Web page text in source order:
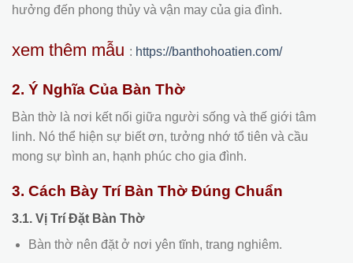
hưởng đến phong thủy và vận may của gia đình.
xem thêm mẫu : https://banthohoatien.com/
2. Ý Nghĩa Của Bàn Thờ
Bàn thờ là nơi kết nối giữa người sống và thế giới tâm
linh. Nó thể hiện sự biết ơn, tưởng nhớ tổ tiên và cầu
mong sự bình an, hạnh phúc cho gia đình.
3. Cách Bày Trí Bàn Thờ Đúng Chuẩn
3.1. Vị Trí Đặt Bàn Thờ
Bàn thờ nên đặt ở nơi yên tĩnh, trang nghiêm.